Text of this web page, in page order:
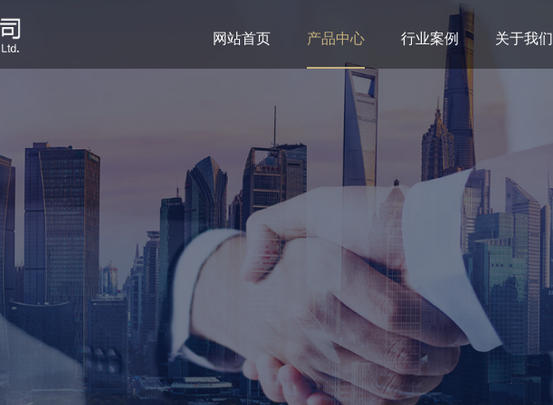
网站首页 产品中心 (current)行业案例 关于我们